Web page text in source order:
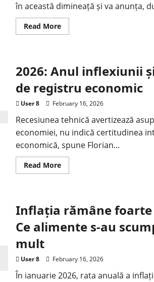
în această dimineață și va anunța,
Read More
2026: Anul inflexiunii
de registru economic
User 8 February 16, 2026
Recesiunea tehnică avertizează
economiei, nu indică certitudinea
economică, spune Florian...
Read More
Inflația rămâne foarte
Ce alimente s-au
mult
User 8 February 16, 2026
În ianuarie 2026, rata anuală a